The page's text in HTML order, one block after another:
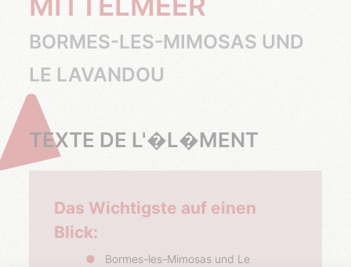
BORMES-LES-MIMOSAS UND
LE LAVANDOU
TEXTE DE L'�L�MENT
Das Wichtigste auf einen
Blick:
Bormes-les-Mimosas und Le